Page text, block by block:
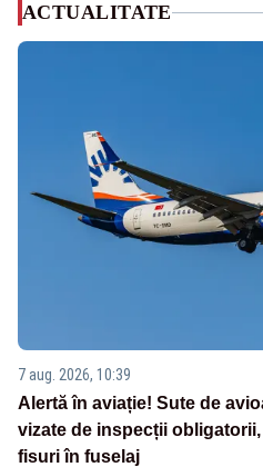
ACTUALITATE
7 aug. 2026, 10:39
Alertă în aviație! Sute de
vizate de inspecții
fisuri în fuselaj